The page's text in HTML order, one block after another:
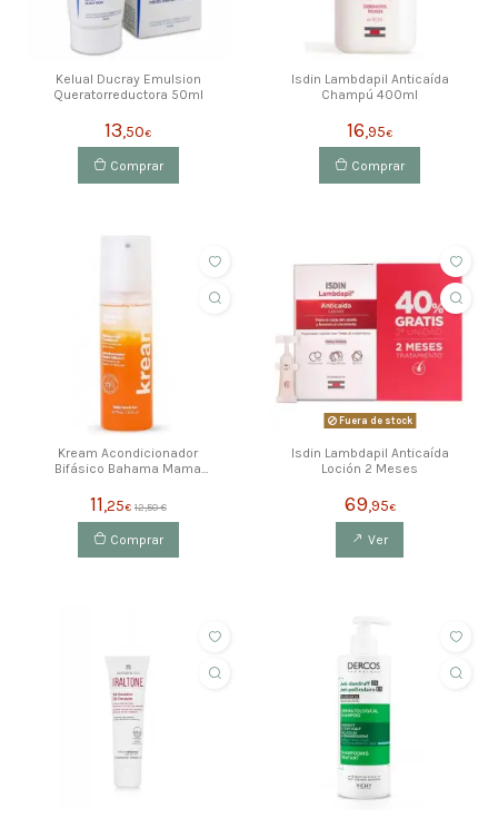
Kelual Ducray Emulsion
Queratorreductora 50ml
13,50€
Comprar
Isdin Lambdapil Anticaída
Champú 400ml
16,95€
Comprar
Kream Acondicionador
Bifásico Bahama Mama
11,25€ 12,50 €
Comprar
Fuera de stock
Isdin Lambdapil Anticaída
Loción 2 Meses
69,95€
Ver